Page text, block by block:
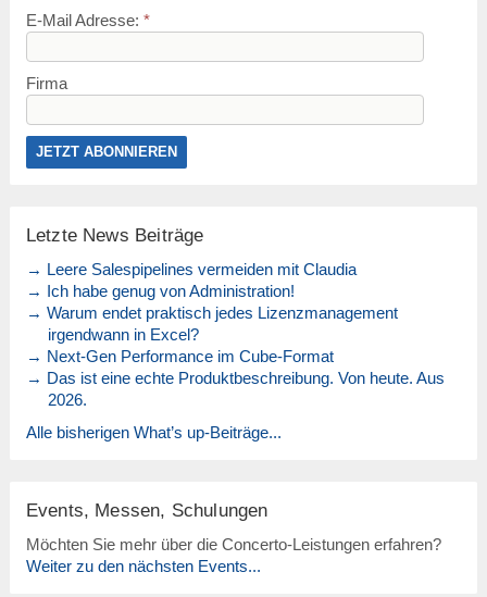
E-Mail Adresse: *
Firma
Letzte News Beiträge
→ Leere Salespipelines vermeiden mit Claudia
→ Ich habe genug von Administration!
→ Warum endet praktisch jedes Lizenzmanagement
irgendwann in Excel?
→ Next-Gen Performance im Cube-Format
→ Das ist eine echte Produktbeschreibung. Von heute. Aus
2026.
Alle bisherigen What’s up-Beiträge...
Events, Messen, Schulungen
Möchten Sie mehr über die Concerto-Leistungen erfahren?
Weiter zu den nächsten Events...